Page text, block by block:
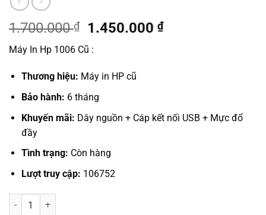
1.700.000₫
Giá
gốc
là:
1.700.000 ₫.
1.450.000₫Giá
Máy In Hp 1006 Cũ :
Thương hiệu: Máy in HP cũ
Bảo hành: 6 tháng
Khuyến mãi: Dây nguồn + Cáp kết nối USB + Mực đổ
đầy
Tình trạng: Còn hàng
Lượt truy cập: 106752
Máy in HP 1006 cũ số lượng